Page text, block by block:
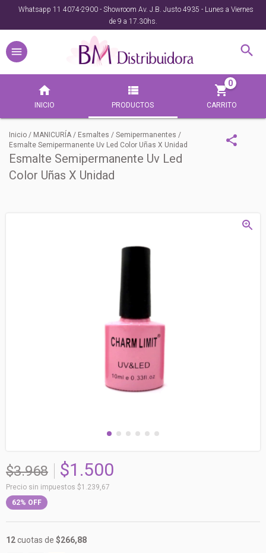
Whatsapp 11 4074-2900 - Showroom Av. J.B. Justo 4935 - Lunes a Viernes
de 9 a 17.30hs.
INICIO PRODUCTOS CARRITO
0
Inicio / MANICURÍA / Esmaltes / Semipermanentes /
Esmalte Semipermanente Uv Led Color Uñas X Unidad
Esmalte Semipermanente Uv Led
Color Uñas X Unidad
$3.968 $1.500
Precio sin impuestos $1.239,67
62% OFF
12cuotas de $266,88